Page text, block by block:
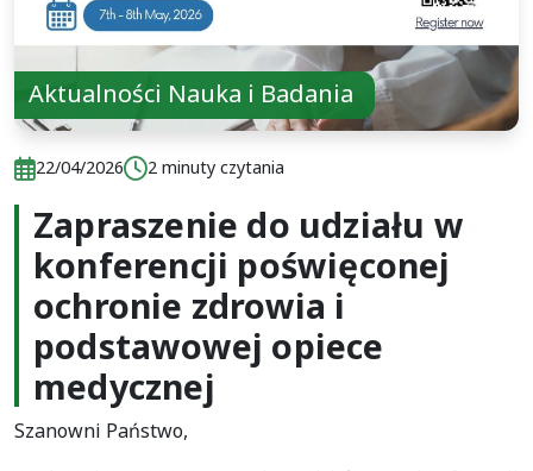
Aktualności Nauka i Badania
Data publikacji:
22/04/2026Czas czytania:
2 minuty czytania
Zapraszenie do udziału w
konferencji poświęconej
ochronie zdrowia i
podstawowej opiece
medycznej
Data publikacji:
22/04/2026 Czas czytania:2 minuty czytania
Szanowni Państwo,